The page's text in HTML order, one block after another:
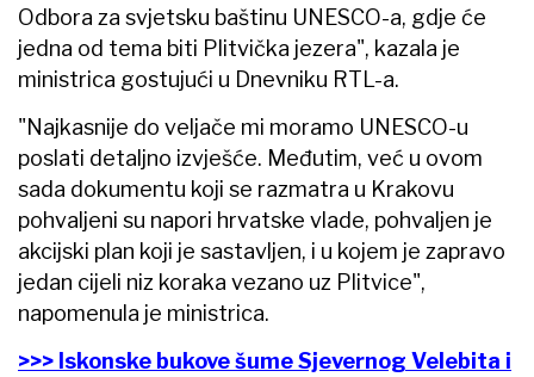
Odbora za svjetsku baštinu UNESCO-a, gdje će
jedna od tema biti Plitvička jezera", kazala je
ministrica gostujući u Dnevniku RTL-a.
"Najkasnije do veljače mi moramo UNESCO-u
poslati detaljno izvješće. Međutim, već u ovom
sada dokumentu koji se razmatra u Krakovu
pohvaljeni su napori hrvatske vlade, pohvaljen je
akcijski plan koji je sastavljen, i u kojem je zapravo
jedan cijeli niz koraka vezano uz Plitvice",
napomenula je ministrica.
>>> Iskonske bukove šume Sjevernog Velebita i